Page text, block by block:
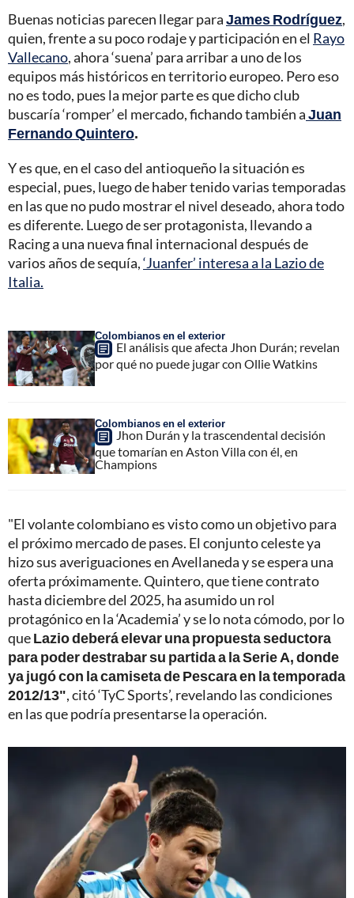
Buenas noticias parecen llegar paraJames Rodríguez,
quien, frente a su poco rodaje y participación en el Rayo
Vallecano, ahora ‘suena’ para arribar a uno de los
equipos más históricos en territorio europeo. Pero eso
no es todo, pues la mejor parte es que dicho club
buscaría ‘romper’ el mercado, fichando también aJuan
Fernando Quintero.
Y es que, en el caso del antioqueño la situación es
especial, pues, luego de haber tenido varias temporadas
en las que no pudo mostrar el nivel deseado, ahora todo
es diferente. Luego de ser protagonista, llevando a
Racing a una nueva final internacional después de
varios años de sequía,‘Juanfer’ interesa a la Lazio de
Italia.
Colombianos en el exterior
El análisis que afecta Jhon Durán; revelan
por qué no puede jugar con Ollie Watkins
Colombianos en el exterior
Jhon Durán y la trascendental decisión
que tomarían en Aston Villa con él, en
Champions
"El volante colombiano es visto como un objetivo para
el próximo mercado de pases. El conjunto celeste ya
hizo sus averiguaciones en Avellaneda y se espera una
oferta próximamente. Quintero, que tiene contrato
hasta diciembre del 2025, ha asumido un rol
protagónico en la ‘Academia’ y se lo nota cómodo, por lo
queLazio deberá elevar una propuesta seductora
para poder destrabar su partida a la Serie A, donde
ya jugó con la camiseta de Pescara en la temporada
2012/13", citó ‘TyC Sports’, revelando las condiciones
en las que podría presentarse la operación.